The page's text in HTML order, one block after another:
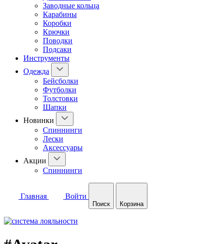
Заводные кольца
Карабины
Коробки
Крючки
Поводки
Подсаки
Инструменты
Одежда
Бейсболки
Футболки
Толстовки
Шапки
Новинки
Спиннинги
Лески
Аксессуары
Акции
Спиннинги
Главная Войти
Поиск Корзина